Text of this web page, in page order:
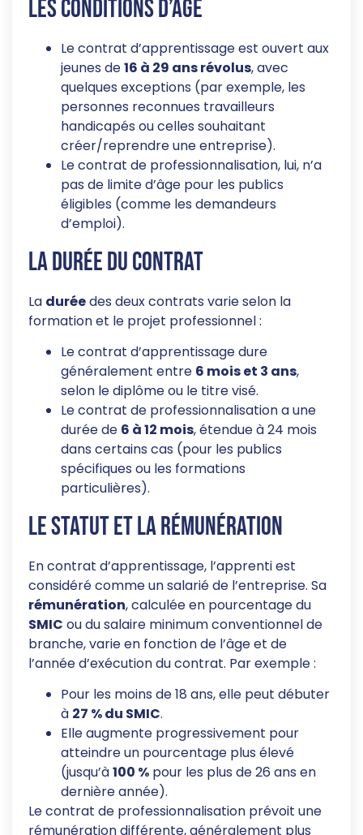
Les conditions d’âge
Le contrat d’apprentissage est ouvert aux
jeunes de16 à 29 ans révolus, avec
quelques exceptions (par exemple, les
personnes reconnues travailleurs
handicapés ou celles souhaitant
créer/reprendre une entreprise).
Le contrat de professionnalisation, lui, n’a
pas de limite d’âge pour les publics
éligibles (comme les demandeurs
d’emploi).
La durée du contrat
La duréedes deux contrats varie selon la
formation et le projet professionnel :
Le contrat d’apprentissage dure
généralement entre 6 mois et 3 ans,
selon le diplôme ou le titre visé.
Le contrat de professionnalisation a une
durée de 6 à 12 mois, étendue à 24 mois
dans certains cas (pour les publics
spécifiques ou les formations
particulières).
Le statut et la rémunération
En contrat d’apprentissage, l’apprenti est
considéré comme un salarié de l’entreprise. Sa
rémunération, calculée en pourcentage du
SMIC ou du salaire minimum conventionnel de
branche, varie en fonction de l’âge et de
l’année d’exécution du contrat. Par exemple :
Pour les moins de 18 ans, elle peut débuter
à 27 % du SMIC.
Elle augmente progressivement pour
atteindre un pourcentage plus élevé
(jusqu’à100 % pour les plus de 26 ans en
dernière année).
Le contrat de professionnalisation prévoit une
rémunération différente, généralement plus